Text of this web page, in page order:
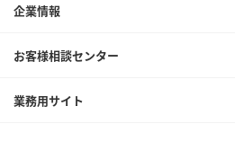
企業情報
お客様相談センター
業務用サイト